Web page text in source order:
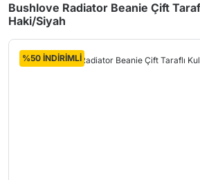
Bushlove Radiator Beanie Çift
Haki/Siyah
%50 İNDİRİMLİ